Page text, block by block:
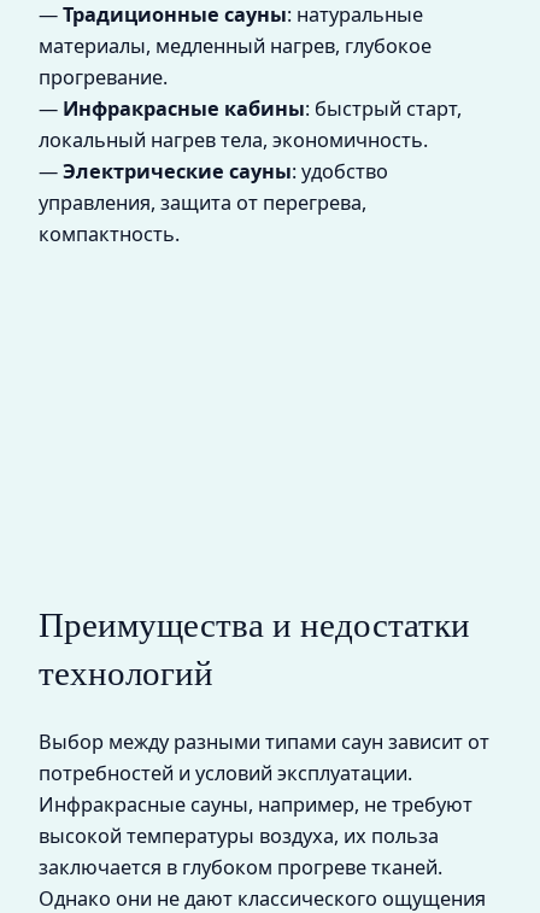
—Традиционные сауны: натуральные
материалы, медленный нагрев, глубокое
прогревание.
— Инфракрасные кабины: быстрый старт,
локальный нагрев тела, экономичность.
—Электрические сауны: удобство
управления, защита от перегрева,
компактность.
Преимущества и недостатки
технологий
Выбор между разными типами саун зависит от
потребностей и условий эксплуатации.
Инфракрасные сауны, например, не требуют
высокой температуры воздуха, их польза
заключается в глубоком прогреве тканей.
Однако они не дают классического ощущения